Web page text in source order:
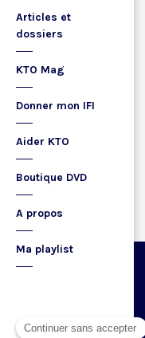
Articles et
dossiers
KTO Mag
Donner mon IFI
Aider KTO
Boutique DVD
A propos
Ma playlist